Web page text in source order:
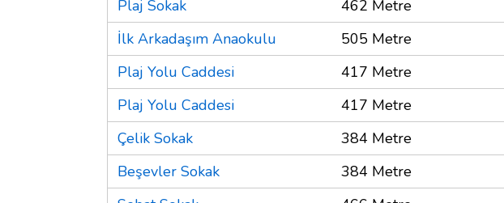
Plaj Sokak
462 Metre
İlk Arkadaşım Anaokulu
505 Metre
Plaj Yolu Caddesi
417 Metre
Plaj Yolu Caddesi
417 Metre
Çelik Sokak
384 Metre
Beşevler Sokak
384 Metre